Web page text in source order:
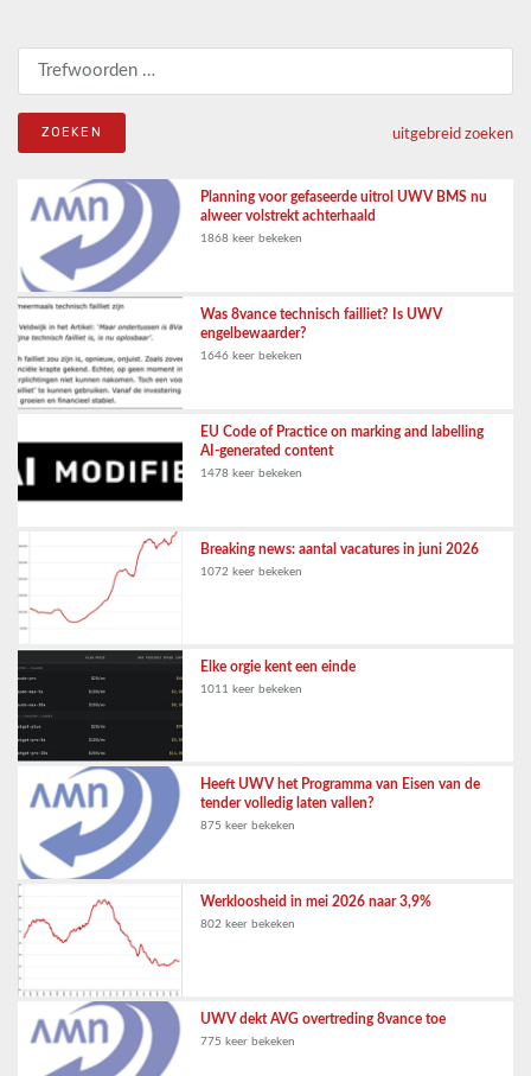
uitgebreid zoeken
Planning voor gefaseerde uitrol UWV BMS nu
alweer volstrekt achterhaald
1868 keer bekeken
Was 8vance technisch failliet? Is UWV
engelbewaarder?
1646 keer bekeken
EU Code of Practice on marking and labelling
AI-generated content
1478 keer bekeken
Breaking news: aantal vacatures in juni 2026
1072 keer bekeken
Elke orgie kent een einde
1011 keer bekeken
Heeft UWV het Programma van Eisen van de
tender volledig laten vallen?
875 keer bekeken
Werkloosheid in mei 2026 naar 3,9%
802 keer bekeken
UWV dekt AVG overtreding 8vance toe
775 keer bekeken